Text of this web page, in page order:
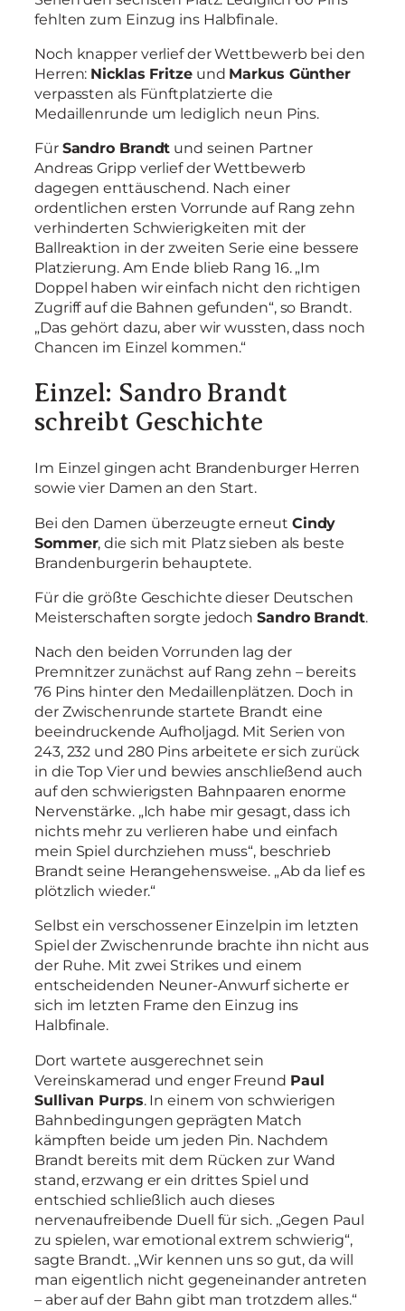
fehlten zum Einzug ins Halbfinale.
Noch knapper verlief der Wettbewerb bei den
Herren: Nicklas Fritzeund Markus Günther
verpassten als Fünftplatzierte die
Medaillenrunde um lediglich neun Pins.
Für Sandro Brandt und seinen Partner
Andreas Gripp verlief der Wettbewerb
dagegen enttäuschend. Nach einer
ordentlichen ersten Vorrunde auf Rang zehn
verhinderten Schwierigkeiten mit der
Ballreaktion in der zweiten Serie eine bessere
Platzierung. Am Ende blieb Rang 16. „Im
Doppel haben wir einfach nicht den richtigen
Zugriff auf die Bahnen gefunden“, so Brandt.
„Das gehört dazu, aber wir wussten, dass noch
Chancen im Einzel kommen.“
Einzel: Sandro Brandt
schreibt Geschichte
Im Einzel gingen acht Brandenburger Herren
sowie vier Damen an den Start.
Bei den Damen überzeugte erneut Cindy
Sommer, die sich mit Platz sieben als beste
Brandenburgerin behauptete.
Für die größte Geschichte dieser Deutschen
Meisterschaften sorgte jedoch Sandro Brandt.
Nach den beiden Vorrunden lag der
Premnitzer zunächst auf Rang zehn – bereits
76 Pins hinter den Medaillenplätzen. Doch in
der Zwischenrunde startete Brandt eine
beeindruckende Aufholjagd. Mit Serien von
243, 232 und 280 Pins arbeitete er sich zurück
in die Top Vier und bewies anschließend auch
auf den schwierigsten Bahnpaaren enorme
Nervenstärke. „Ich habe mir gesagt, dass ich
nichts mehr zu verlieren habe und einfach
mein Spiel durchziehen muss“, beschrieb
Brandt seine Herangehensweise. „Ab da lief es
plötzlich wieder.“
Selbst ein verschossener Einzelpin im letzten
Spiel der Zwischenrunde brachte ihn nicht aus
der Ruhe. Mit zwei Strikes und einem
entscheidenden Neuner-Anwurf sicherte er
sich im letzten Frame den Einzug ins
Halbfinale.
Dort wartete ausgerechnet sein
Vereinskamerad und enger Freund Paul
Sullivan Purps. In einem von schwierigen
Bahnbedingungen geprägten Match
kämpften beide um jeden Pin. Nachdem
Brandt bereits mit dem Rücken zur Wand
stand, erzwang er ein drittes Spiel und
entschied schließlich auch dieses
nervenaufreibende Duell für sich. „Gegen Paul
zu spielen, war emotional extrem schwierig“,
sagte Brandt. „Wir kennen uns so gut, da will
man eigentlich nicht gegeneinander antreten
– aber auf der Bahn gibt man trotzdem alles.“